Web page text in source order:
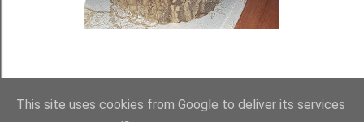
This site uses cookies from Google to deliver its services